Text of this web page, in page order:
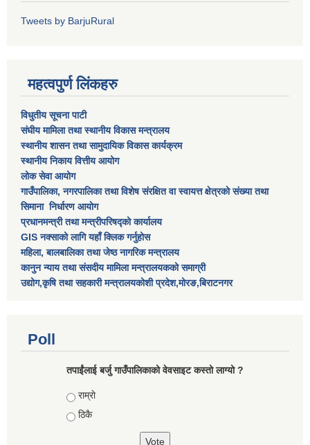
Tweets by BarjuRural
महत्वपुर्ण लिंकहरु
विधुतीय सूचना पाटी
संघीय मामिला तथा स्थानीय विकास मन्त्रालय
स्थानीय शासन तथा सामुदायिक विकास कार्यक्रम
स्थानीय निकाय वित्तीय आयोग
लोक सेवा आयोग
गाउँपालिका, नगरपालिका तथा विशेष स‌ंरक्षित वा स्वायत्त क्षेत्रकाे स‌ंख्या तथा
सिमाना निर्धारण आयाेग
प्रधानमन्त्री तथा मन्त्रीपरिषद्को कार्यालय
GIS नक्साको लागि यहाँ क्लिक गर्नुहोस
महिला, बालबालिका तथा जेष्ठ नागरिक मन्त्रालय
कानुन न्याय तथा संसदीय मामिला मन्त्रालयकको समाग्री
उद्योग,कृषि तथा सहकारी मन्त्रालयकोशी प्रदेश,मोरङ,बिराटनगर
Poll
तपाईंलाई बर्जु गाउँपालिकाको वेवसाइट कस्तो लाग्यो ?
Choices
राम्राे
ठिकै